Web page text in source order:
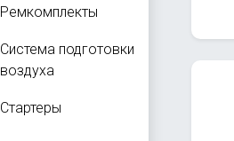
Ремкомплекты
Система подготовки
воздуха
Стартеры